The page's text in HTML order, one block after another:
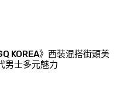
KOREA》西裝混搭街頭美
士多元魅力